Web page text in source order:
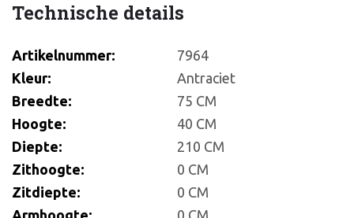
Technische details
Artikelnummer:
7964
Kleur:
Antraciet
Breedte:
75 CM
Hoogte:
40 CM
Diepte:
210 CM
Zithoogte:
0 CM
Zitdiepte:
0 CM
Armhoogte:
0 CM